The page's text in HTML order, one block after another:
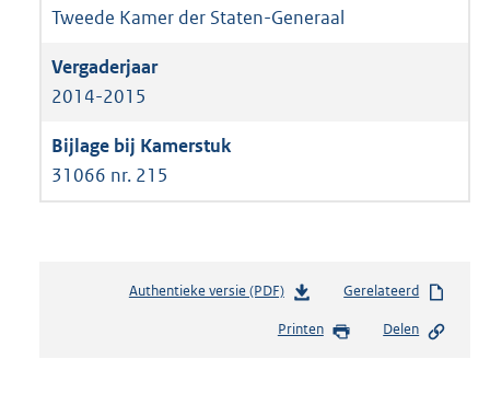
Tweede Kamer der Staten-Generaal
2014-2015
31066 nr. 215
Authentieke versie (PDF)b
s
Gerelateerd
Printen Delen